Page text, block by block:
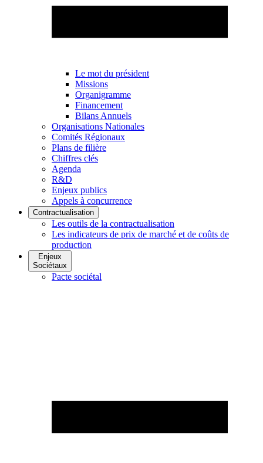
Le mot du président
Missions
Organigramme
Financement
Bilans Annuels
Organisations Nationales
Comités Régionaux
Plans de filière
Chiffres clés
Agenda
R&D
Enjeux publics
Appels à concurrence
Contractualisation
Les outils de la contractualisation
Les indicateurs de prix de marché et de coûts de
production
Enjeux
Sociétaux
Pacte sociétal